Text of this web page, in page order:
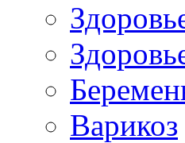
Варикоз